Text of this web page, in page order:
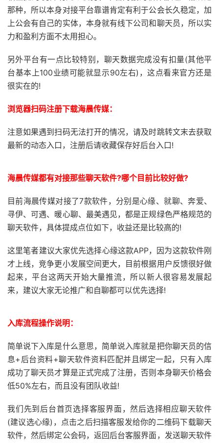
那种，所以本身对接平台靠谱肯定有利于公会长久稳定，加
上公会有自己的实体，本身就有线下公司和聊天员，所以实
力和盈利方面不太用担心。
另外平台有一点比较特别，聊天数据完成没有扣量(其他平
台基本上100业绩可能就显示90左右)，这点看来官方还是
很实在的!
浏览器扫码注册下载海晨传媒：
注意如果遇到扫码无法打开的情况，请及时跳转文末去获取
最新的动态入口，注册后请收藏保存好后台入口!
海晨传媒都有对接那些聊天软件?哪个目前比较好做?
目前海晨传媒对接了7款软件，分别是心缘、就聊、奔爱、
寻伊、可遇、暖心聊、最美遇见，都是正规绿色严格规范的
聊天软件，具体提成点位如下，收益还是比较高的!
这里笔者建议大家优先选择心缘这款APP，因为这款软件刚
才上线，竞争更小发展空间更大，目前根据用户反馈很好做
起来，平台这两天开始大量推流，所以新人很容易发展起
来，建议大家无论推广和自聊都可以优先选择!
入库流程操作说明：
简单说下入库是什么意思，简单说入库就是把你聊天员的信
息+后台资料+聊天软件资料匹配并且绑定一起，只有入库
成功了聊天员才算是正式完成了注册，否则本身聊天价格会
低50%左右，而且没有团队收益!
我们先到后台首页选择客服界面，然后选择相应聊天软件
(建议选心缘)，点击之后扫描客服发给你的二维码下载聊天
软件，然后绑定公会码，返回后台客服界面，发送聊天软件